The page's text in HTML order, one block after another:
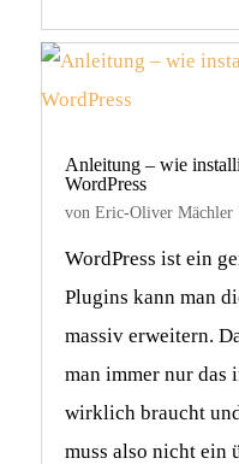
Anleitung – wie
WordPress
von Eric-Oliver Mächler|
WordPress ist ein
Plugins kann man
massiv erweitern.
man immer nur das
wirklich braucht
muss also nicht ein